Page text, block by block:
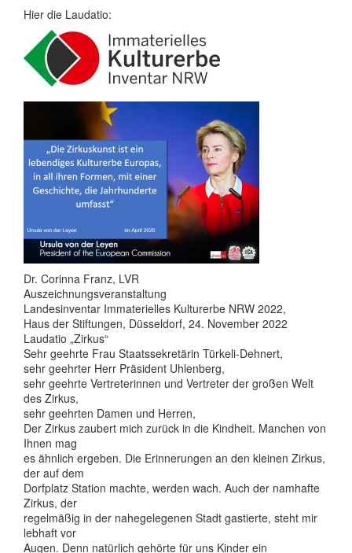
Hier die Laudatio:
Dr. Corinna Franz, LVR
Auszeichnungsveranstaltung
Landesinventar Immaterielles Kulturerbe NRW 2022,
Haus der Stiftungen, Düsseldorf, 24. November 2022
Laudatio „Zirkus“
Sehr geehrte Frau Staatssekretärin Türkeli-Dehnert,
sehr geehrter Herr Präsident Uhlenberg,
sehr geehrte Vertreterinnen und Vertreter der großen Welt
des Zirkus,
sehr geehrten Damen und Herren,
Der Zirkus zaubert mich zurück in die Kindheit. Manchen von
Ihnen mag
es ähnlich ergeben. Die Erinnerungen an den kleinen Zirkus,
der auf dem
Dorfplatz Station machte, werden wach. Auch der namhafte
Zirkus, der
regelmäßig in der nahegelegenen Stadt gastierte, steht mir
lebhaft vor
Augen. Denn natürlich gehörte für uns Kinder ein